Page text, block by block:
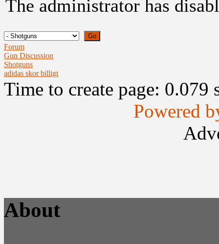
The administrator has
Forum
Gun Discussion
Shotguns
adidas skor billigt
Time to create page: 0.079
Powered
About